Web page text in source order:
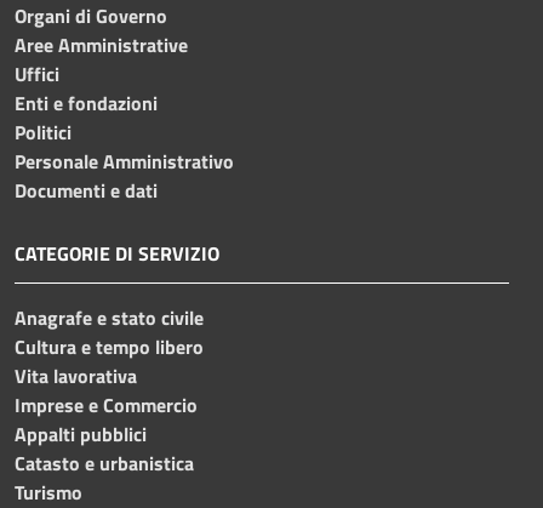
Organi di Governo
Aree Amministrative
Uffici
Enti e fondazioni
Politici
Personale Amministrativo
Documenti e dati
CATEGORIE DI SERVIZIO
Anagrafe e stato civile
Cultura e tempo libero
Vita lavorativa
Imprese e Commercio
Appalti pubblici
Catasto e urbanistica
Turismo